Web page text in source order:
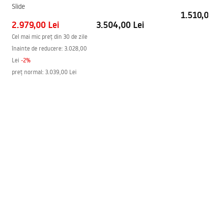
Tehnologia de acoperire
Distanța dintre racorduri
150mm
Garantie
Pielęgnacja
Pielegnacja.pdf
Slide
2.979,00 Lei
Cel mai mic preț din 30 de zile
înainte de reducere: 3.028,00
Lei -2%
preț normal: 3.039,00 Lei
3.504,00 Lei
1.510,00